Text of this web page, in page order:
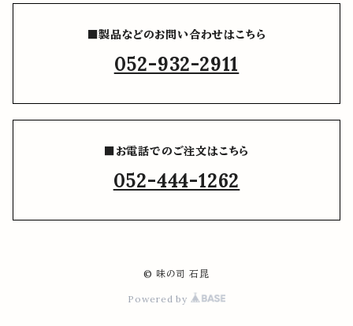
■製品などのお問い合わせはこちら
052-932-2911
■お電話でのご注文はこちら
052-444-1262
© 味の司 石昆
Powered by